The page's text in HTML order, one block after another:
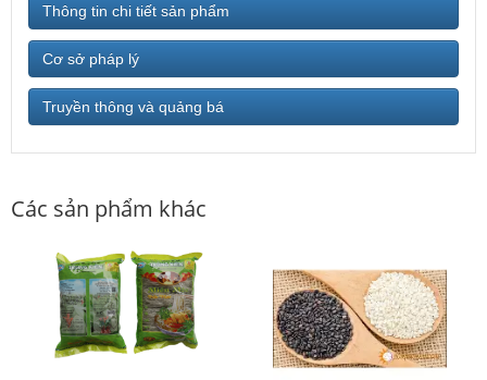
Thông tin chi tiết sản phẩm
Cơ sở pháp lý
Truyền thông và quảng bá
Các sản phẩm khác